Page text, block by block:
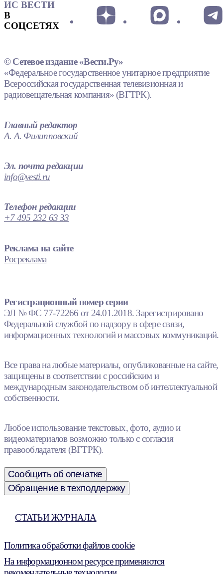
ИС ВЕСТИ
В
СОЦСЕТЯХ
© Сетевое издание «Вести.Ру»
«Федеральное государственное унитарное предприятие
Всероссийская государственная телевизионная и
радиовещательная компания» (ВГТРК).
Главный редактор
А. А. Филипповский
Эл. почта редакции
info@vesti.ru
Телефон редакции
+7 495 232 63 33
Реклама на сайте
Росреклама
Регистрационный номер серии
ЭЛ № ФС 77-72266 от 24.01.2018. Зарегистрировано
Федеральной службой по надзору в сфере связи,
информационных технологий и массовых коммуникаций.
Все права на любые материалы, опубликованные на сайте,
защищены в соответствии с российским и
международным законодательством об интеллектуальной
собственности.
Любое использование текстовых, фото, аудио и
видеоматериалов возможно только с согласия
правообладателя (ВГТРК).
Сообщить об опечатке
Обращение в техподдержку
СТАТЬИ ЖУРНАЛА
Политика обработки файлов cookie
На информационном ресурсе применяются